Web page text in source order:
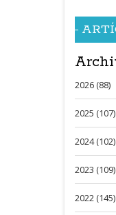
2026 (88)
2025 (107)
2024 (102)
2023 (109)
2022 (145)